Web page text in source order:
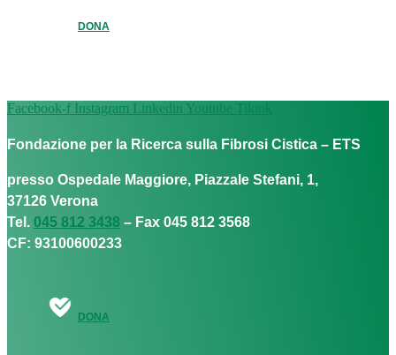
DONA
Facebook-f Instagram Linkedin Youtube Tiktok
Fondazione per la Ricerca sulla Fibrosi Cistica – ETS
presso Ospedale Maggiore, Piazzale Stefani, 1,
37126 Verona
Tel. 045 812 3438 – Fax 045 812 3568
CF: 93100600233
DONA